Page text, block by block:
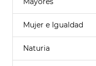
Mujer e Igualdad
Naturia